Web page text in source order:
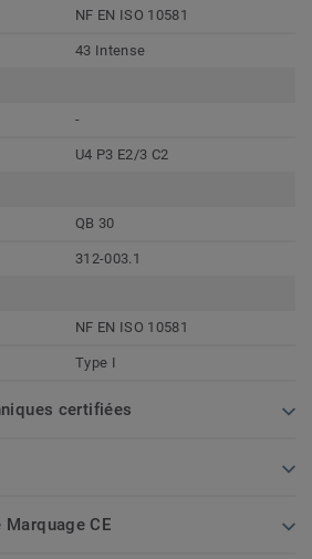
NF EN ISO 10581
43 Intense
-
U4 P3 E2/3 C2
QB 30
312-003.1
NF EN ISO 10581
Type I
certifiées
CE